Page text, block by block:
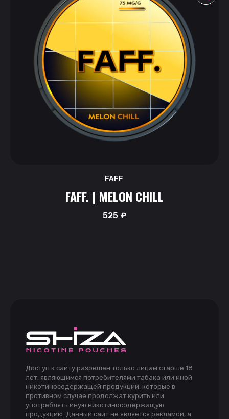
FAFF
FAFF. | MELON CHILL
525₽
Доступ к сайту разрешен только лицам старше 18
лет, являющимся потребителями табака или иной
никотиносодержащей продукции, которые в
противном случае продолжат курить или
употреблять иную никотиносодержащую
продукцию. Данный сайт не является рекламой, а